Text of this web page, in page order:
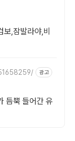
,잠발라야,비
광고
듬뿍 들어간 유